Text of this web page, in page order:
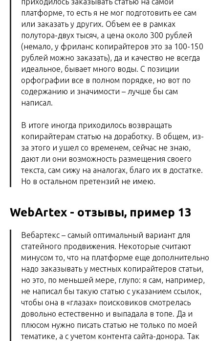
платформе, то есть я не мог подготовить ее сам
или заказать у других. Объем ее в рамках
полутора-двух тысяч, а цена около 300 рублей
(немало, у фриланс копирайтеров это за 100-150
рублей можно заказать), да и качество не всегда
идеальное, бывает много воды. С позиции
орфографии все в полном порядке, но вот по
содержанию и значимости – лучше бы сам
написал.
В итоге иногда приходилось возвращать
копирайтерам статью на доработку. В общем, из-
за этого и ушел со временем, сейчас не знаю,
дают ли они возможность размещения своего
текста, сам сижу на аналогах, благо их в достатке.
Но в остальном претензий не имею.
WebArtex - отзывы, пример 13
Вебартекс – самый оптимальный вариант для
статейного продвижения. Некоторые считают
минусом то, что на платформе еще дополнительно
надо заказывать у местных копирайтеров статьи,
но это, по меньшей мере, глупо: я сам, например,
не написал бы такую статью с указанием ссылок,
чтобы она в «глазах» поисковиков смотрелась
довольно естественно и выпадала в топе. Да и
плюсом нужно писать статью не только по моей
тематике, а с учетом контента сайта-донора. Так